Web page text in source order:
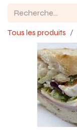
Tous les produits